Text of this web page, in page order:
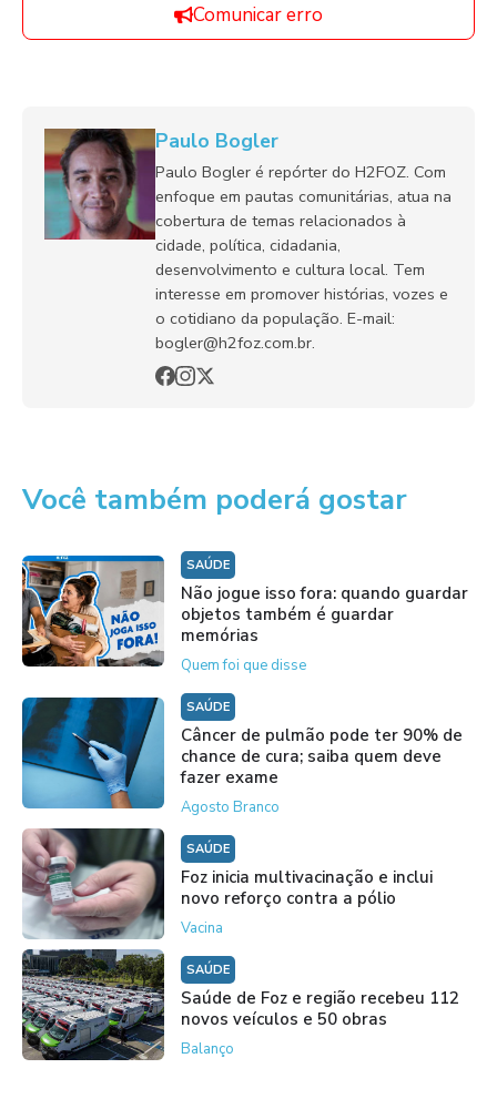
Comunicar erro
Paulo Bogler
Paulo Bogler é repórter do H2FOZ. Com
enfoque em pautas comunitárias, atua na
cobertura de temas relacionados à
cidade, política, cidadania,
desenvolvimento e cultura local. Tem
interesse em promover histórias, vozes e
o cotidiano da população. E-mail:
bogler@h2foz.com.br.
Você também poderá gostar
SAÚDE
Não jogue isso fora: quando guardar
objetos também é guardar
memórias
Quem foi que disse
SAÚDE
Câncer de pulmão pode ter 90% de
chance de cura; saiba quem deve
fazer exame
Agosto Branco
SAÚDE
Foz inicia multivacinação e inclui
novo reforço contra a pólio
Vacina
SAÚDE
Saúde de Foz e região recebeu 112
novos veículos e 50 obras
Balanço